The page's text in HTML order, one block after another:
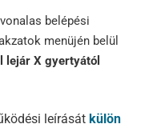
belépési
menüjén belül
lejár X gyertyától
leírását külön